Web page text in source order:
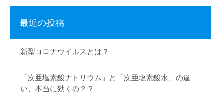
ン
最近の投稿
新型コロナウイルスとは？
「次亜塩素酸ナトリウム」と「次亜塩素酸水」の違
い、本当に効くの？？